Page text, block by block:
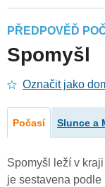
PŘEDPOVĚĎ
Spomyšl
Označit jako
Počasí Slunce a
Spomyšl leží v
je sestavena